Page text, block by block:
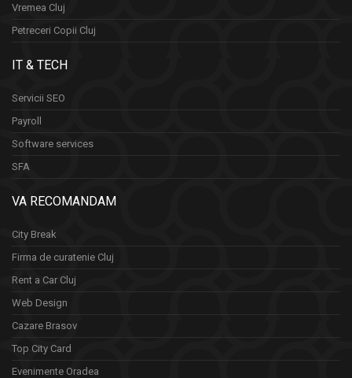
Vremea Cluj
Petreceri Copii Cluj
IT & TECH
Servicii SEO
Payroll
Software services
SFA
VA RECOMANDAM
City Break
Firma de curatenie Cluj
Rent a Car Cluj
Web Design
Cazare Brasov
Top City Card
Evenimente Oradea